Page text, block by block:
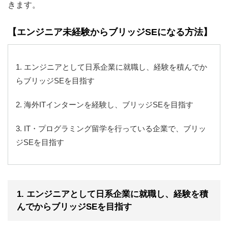
きます。
【エンジニア未経験からブリッジSEになる方法】
1. エンジニアとして日系企業に就職し、経験を積んでか
らブリッジSEを目指す
2. 海外ITインターンを経験し、ブリッジSEを目指す
3. IT・プログラミング留学を行っている企業で、ブリッ
ジSEを目指す
1. エンジニアとして日系企業に就職し、経験を積
んでからブリッジSEを目指す